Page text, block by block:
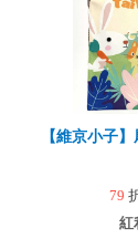
【維京小子
79
紅